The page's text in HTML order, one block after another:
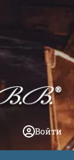
Войти